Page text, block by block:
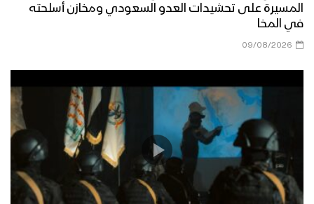
المسيرة على تحشيدات العدو السعودي ومخازن أسلحته
في المخا
09/08/2026